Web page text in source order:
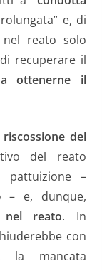
e, di
nel reato solo
recuperare il
ottenerne il
del
del reato
pattuizione –
– e, dunque,
nel reato. In
con
la mancata